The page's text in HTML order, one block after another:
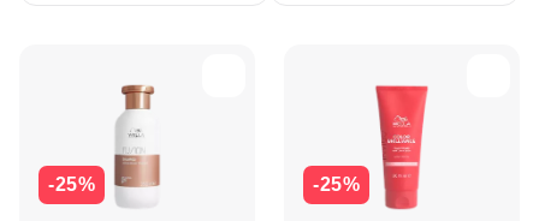
-25% -25%